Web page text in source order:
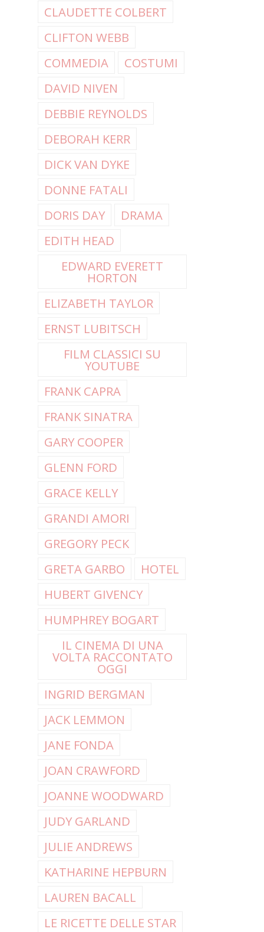
CLAUDETTE COLBERT
CLIFTON WEBB
COMMEDIA
COSTUMI
DAVID NIVEN
DEBBIE REYNOLDS
DEBORAH KERR
DICK VAN DYKE
DONNE FATALI
DORIS DAY
DRAMA
EDITH HEAD
EDWARD EVERETT
HORTON
ELIZABETH TAYLOR
ERNST LUBITSCH
FILM CLASSICI SU
YOUTUBE
FRANK CAPRA
FRANK SINATRA
GARY COOPER
GLENN FORD
GRACE KELLY
GRANDI AMORI
GREGORY PECK
GRETA GARBO
HOTEL
HUBERT GIVENCY
HUMPHREY BOGART
IL CINEMA DI UNA
VOLTA RACCONTATO
OGGI
INGRID BERGMAN
JACK LEMMON
JANE FONDA
JOAN CRAWFORD
JOANNE WOODWARD
JUDY GARLAND
JULIE ANDREWS
KATHARINE HEPBURN
LAUREN BACALL
LE RICETTE DELLE STAR